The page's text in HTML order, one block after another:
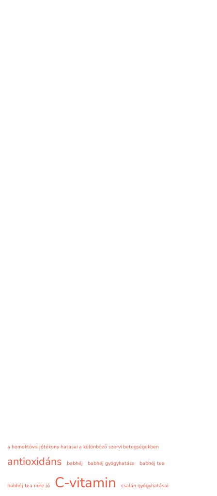
a homoktövis jótékony hatásai a különböző szervi betegségekben
antioxidáns babhéj babhéj gyógyhatása babhéj tea
babhéj tea mire jó C-vitamin csalán gyógyhatásai